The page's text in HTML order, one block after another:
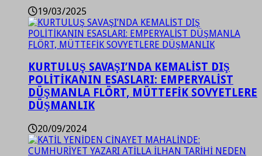
19/03/2025
KURTULUŞ SAVAŞI’NDA KEMALİST DIŞ
POLİTİKANIN ESASLARI: EMPERYALİST
DÜŞMANLA FLÖRT, MÜTTEFİK SOVYETLERE
DÜŞMANLIK
20/09/2024